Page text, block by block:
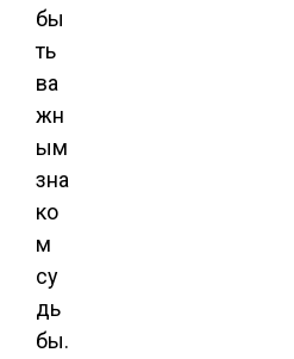
бы
ть
ва
жн
ым
зна
ко
м
су
дь
бы.